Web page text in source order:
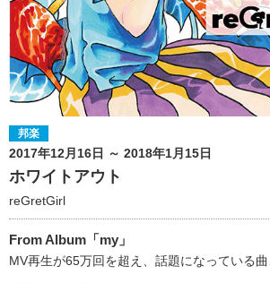
邦楽
2017年12月16日 ～ 2018年1月15日
ホワイトアウト
reGretGirl
From Album「my」
MV再生が65万回を超え、話題になっている